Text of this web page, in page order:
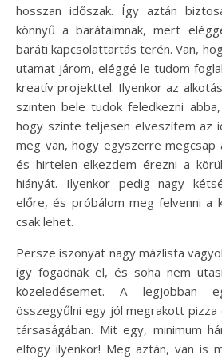
hosszan időszak. Így aztán
könnyű a barátaimnak, mert
baráti kapcsolattartás terén. Van,
utamat járom, eléggé le tudom
kreatív projekttel. Ilyenkor az
szinten bele tudok feledkezni
hogy szinte teljesen elveszítem az
meg van, hogy egyszerre megcsap
és hirtelen elkezdem érezni a
hiányát. Ilyenkor pedig nagy
előre, és próbálom meg felvenni a
csak lehet.
Persze iszonyat nagy mázlista
így fogadnak el, és soha nem
közeledésemet. A legjobban
összegyűlni egy jól megrakott pizza
társaságában. Mit egy, minimum
elfogy ilyenkor! Meg aztán, van is